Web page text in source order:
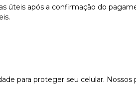
úteis após a confirmação do
para proteger seu celular.